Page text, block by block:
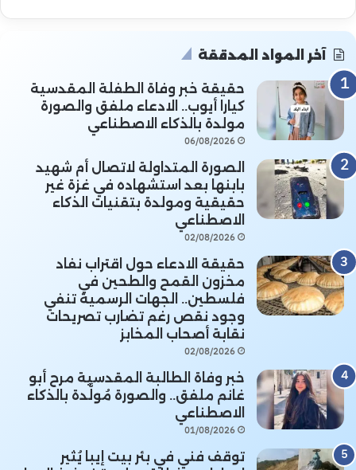
آخر المواد المدققة
حقيقة خبر وفاة الطفلة المقدسية
كيارا أيوب.. الادعاء ملفق والصورة
مولدة بالذكاء الاصطناعي
06/08/2026
الصورة المتداولة لاتصال أم شهيد
بابنها بعد استشهاده في غزة غير
حقيقية ومولدة بتقنيات الذكاء
الاصطناعي
02/08/2026
حقيقة الادعاء حول اقتراب نفاد
مخزون القمح والطحين في
فلسطين.. الجهات الرسمية تنفي
وجود نقص رغم تضارب تصريحات
نقابة أصحاب المخابز
02/08/2026
خبر وفاة الطالبة المقدسية مرح أبو
غانم ملفق.. والصورة مُولَّدة بالذكاء
الاصطناعي
01/08/2026
توقف فني في بئر بيت إيبا يُثير